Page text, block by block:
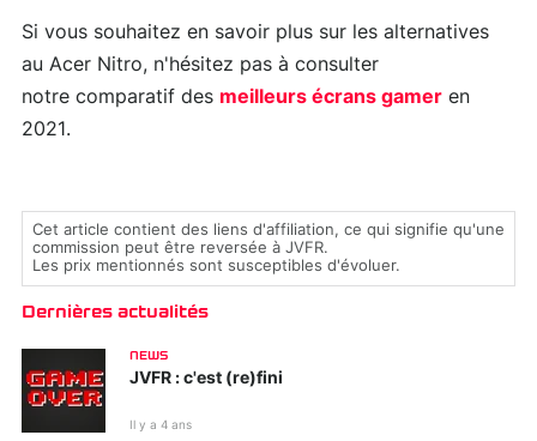
Si vous souhaitez en savoir plus sur les alternatives
au Acer Nitro, n'hésitez pas à consulter
notre comparatif des meilleurs écrans gamer en
2021.
Cet article contient des liens d'affiliation, ce qui signifie qu'une
commission peut être reversée à JVFR.
Les prix mentionnés sont susceptibles d'évoluer.
Dernières actualités
NEWS
JVFR : c'est (re)fini
Il y a 4 ans